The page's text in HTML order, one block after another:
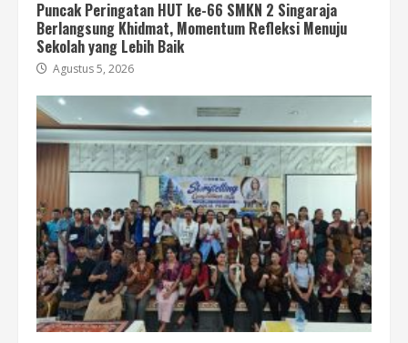
Puncak Peringatan HUT ke-66 SMKN 2 Singaraja
Berlangsung Khidmat, Momentum Refleksi Menuju
Sekolah yang Lebih Baik
Agustus 5, 2026